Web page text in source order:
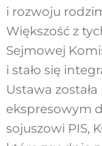
i rozwoju
Większość z
Sejmowej
i stało się
Ustawa
ekspresowym
sojuszowi PIS,